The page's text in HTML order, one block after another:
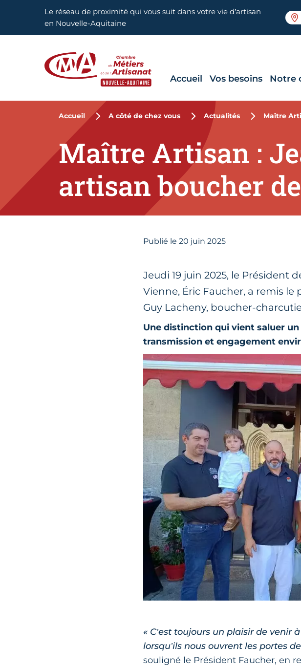
Aller en haut de pageLe réseau de proximité qui vous suit dans votre vie d’artisan
en Nouvelle-Aquitaine
Accueil Vos besoins Notre
Accueil A côté de chez vous Actualités Maître
Maître Artisan :
artisan boucher
Publié le20 juin 2025
Jeudi 19 juin 2025, le Président
Vienne, Éric Faucher, a remis
Guy Lacheny, boucher-
Une distinction qui vient saluer
transmission et engagement
« C’est toujours un plaisir de venir
lorsqu’ils nous ouvrent les portes
souligné le Président Faucher, en